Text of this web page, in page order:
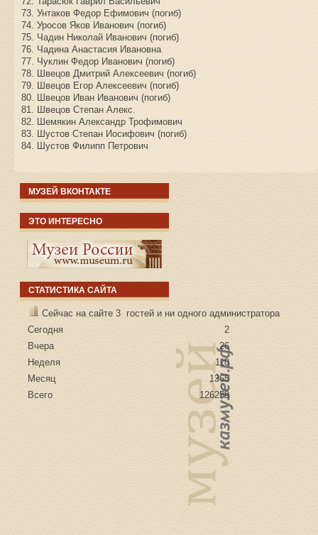
73. Унтаков Федор Ефимович (погиб)
74. Уросов Яков Иванович (погиб)
75. Чадин Николай Иванович (погиб)
76. Чадина Анастасия Ивановна
77. Чуклин Федор Иванович (погиб)
78. Швецов Дмитрий Алексеевич (погиб)
79. Швецов Егор Алексеевич (погиб)
80. Швецов Иван Иванович (погиб)
81. Швецов Степан Алекс.
82. Шемякин Александр Трофимович
83. Шустов Степан Иосифович (погиб)
84. Шустов Филипп Петрович
МУЗЕЙ ВКОНТАКТЕ
ЭТО ИНТЕРЕСНО
СТАТИСТИКА САЙТА
Сейчас на сайте 3 гостей и ни одного администратора
Сегодня
2
Вчера
26
Неделя
110
Месяц
1365
Всего
126259